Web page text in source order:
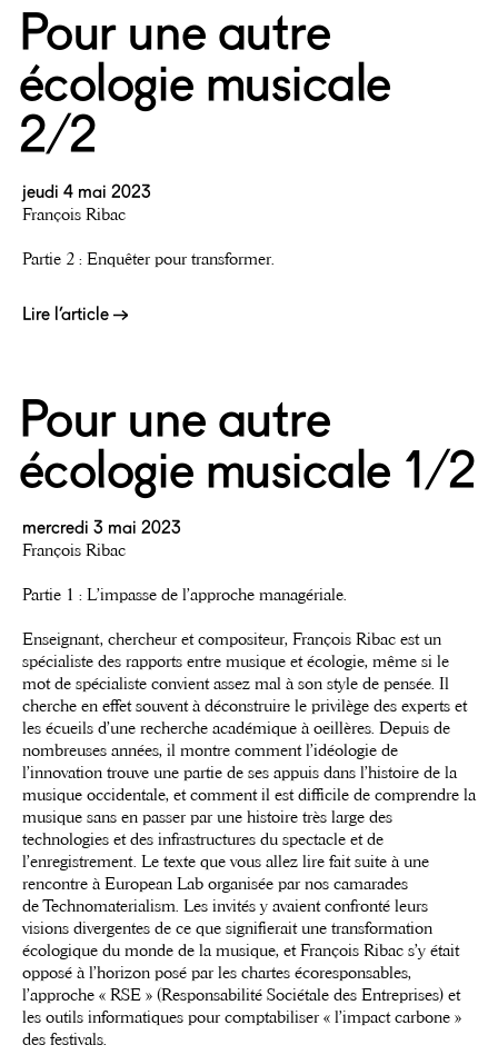
Pour une autre
écologie musicale
2/2
jeudi 4 mai 2023
François Ribac
Partie 2 : Enquêter pour transformer.
Lire l’article
Pour une autre
écologie musicale 1/2
mercredi 3 mai 2023
François Ribac
Partie 1 : L’impasse de l’approche managériale.
Enseignant, chercheur et compositeur, François Ribac est un
spécialiste des rapports entre musique et écologie, même si le
mot de spécialiste convient assez mal à son style de pensée. Il
cherche en effet souvent à déconstruire le privilège des experts et
les écueils d’une recherche académique à oeillères. Depuis de
nombreuses années, il montre comment l’idéologie de
l’innovation trouve une partie de ses appuis dans l’histoire de la
musique occidentale, et comment il est difficile de comprendre la
musique sans en passer par une histoire très large des
technologies et des infrastructures du spectacle et de
l’enregistrement. Le texte que vous allez lire fait suite à une
rencontre à European Lab organisée par nos camarades
de Technomaterialism. Les invités y avaient confronté leurs
visions divergentes de ce que signifierait une transformation
écologique du monde de la musique, et François Ribac s’y était
opposé à l’horizon posé par les chartes écoresponsables,
l’approche « RSE » (Responsabilité Sociétale des Entreprises) et
les outils informatiques pour comptabiliser « l’impact carbone »
des festivals.